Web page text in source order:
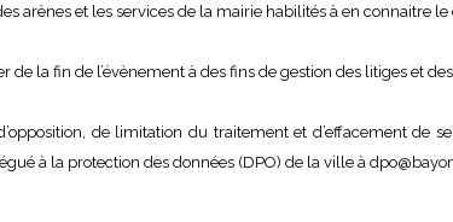
arènes et les services de la mairie habilités à en connaitre
de la fin de l’évènement à des fins de gestion des litiges et
de limitation du traitement et d’effacement
à la protection des données (DPO) de la ville à